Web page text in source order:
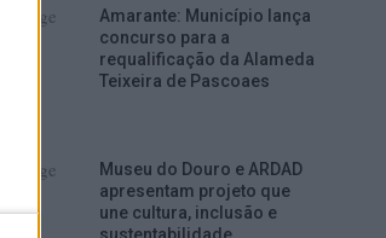
Amarante: Município lança
concurso para a
requalificação da Alameda
Teixeira de Pascoaes
Museu do Douro e ARDAD
apresentam projeto que
une cultura, inclusão e